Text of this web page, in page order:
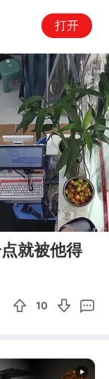
打开
01:03
就被他得
10